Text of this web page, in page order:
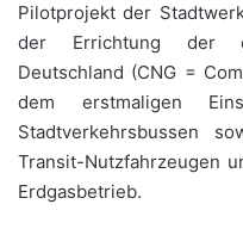
Pilotprojekt der
der Errichtung der
Deutschland (CNG =
dem erstmaligen
Stadtverkehrsbussen
Transit-Nutzfahrzeugen
Erdgasbetrieb.